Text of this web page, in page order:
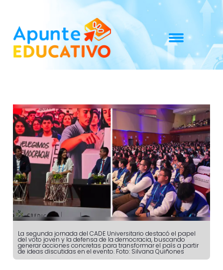
La segunda jornada del CADE Universitario destacó el papel
del voto joven y la defensa de la democracia, buscando
generar acciones concretas para transformar el país a partir
de ideas discutidas en el evento. Foto: Silvana Quiñones